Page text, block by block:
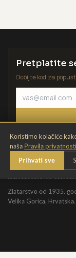
Koristimo kolačiće
naša Pravila privatnosti
Prihvati sve
Pretplatite
Dobijte kod za
Zlatarstvo od 1935.
Velika Gorica, Hrvatska.